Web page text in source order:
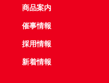
商品案内
催事情報
採用情報
新着情報